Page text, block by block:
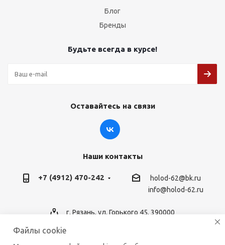
Блог
Бренды
Будьте всегда в курсе!
Оставайтесь на связи
Наши контакты
+7 (4912) 470-242
holod-62@bk.ru
info@holod-62.ru
г. Рязань, ул. Горького 45, 390000
Файлы cookie